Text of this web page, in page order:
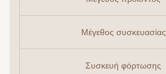
Μέγεθος συσκευασίας
Συσκευή φόρτωσης